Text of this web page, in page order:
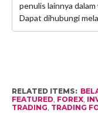
penulis lainnya
Dapat dihubungi
RELATED ITEMS:
FEATURED, FOREX,
TRADING, TRADING